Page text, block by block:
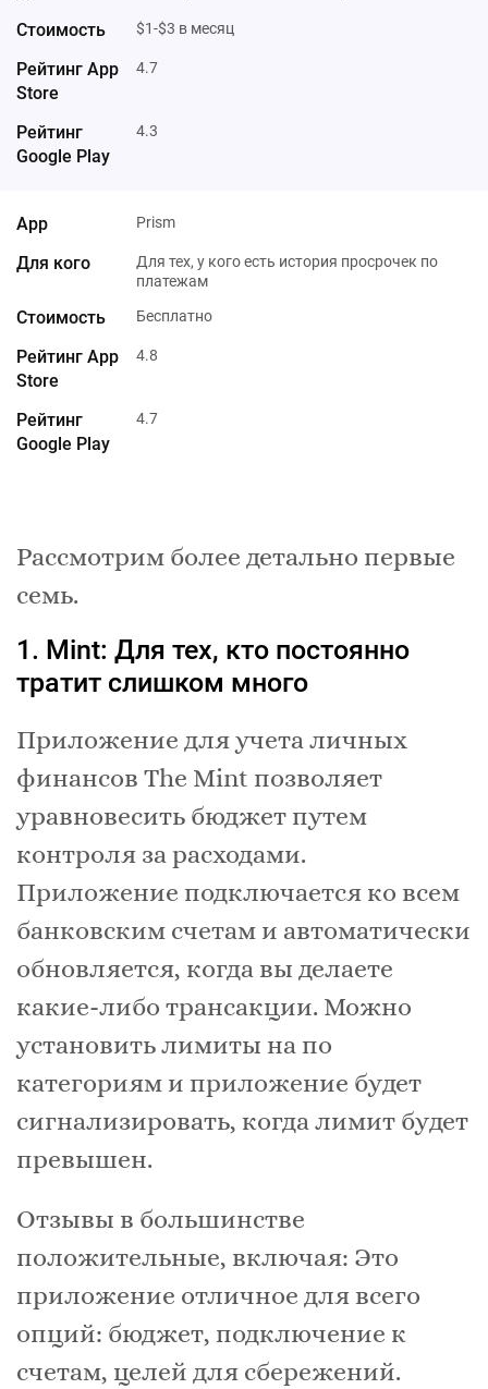
$1-$3 в месяц
4.7
4.3
Prism
Для тех, у кого есть история просрочек по
платежам
Бесплатно
4.8
4.7
Рассмотрим более детально первые
семь.
1. Mint: Для тех, кто постоянно
тратит слишком много
Приложение для учета личных
финансов The Mint позволяет
уравновесить бюджет путем
контроля за расходами.
Приложение подключается ко всем
банковским счетам и автоматически
обновляется, когда вы делаете
какие-либо трансакции. Можно
установить лимиты на по
категориям и приложение будет
сигнализировать, когда лимит будет
превышен.
Отзывы в большинстве
положительные, включая: Это
приложение отличное для всего
опций: бюджет, подключение к
счетам, целей для сбережений.